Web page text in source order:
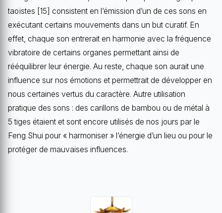
taoïstes [15] consistent en l’émission d’un de ces sons en
exécutant certains mouvements dans un but curatif. En
effet, chaque son entrerait en harmonie avec la fréquence
vibratoire de certains organes permettant ainsi de
rééquilibrer leur énergie. Au reste, chaque son aurait une
influence sur nos émotions et permettrait de développer en
nous certaines vertus du caractère. Autre utilisation
pratique des sons : des carillons de bambou ou de métal à
5 tiges étaient et sont encore utilisés de nos jours par le
Feng Shui pour « harmoniser » l’énergie d’un lieu ou pour le
protéger de mauvaises influences.